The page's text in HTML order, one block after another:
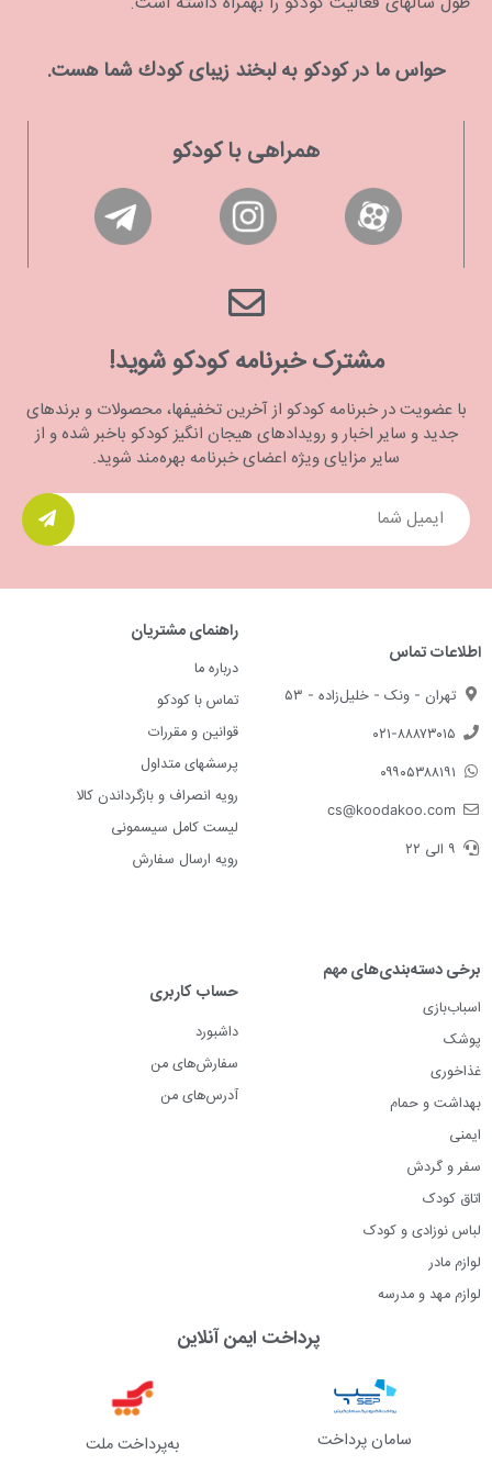
حواس ما در كودكو به لبخند زیبای كودك شما هست.
همراهی با کودکو
مشترک خبرنامه کودکو شوید!
با عضویت در خبرنامه کودکو از آخرین تخفیفها، محصولات و برندهای
جدید و سایر اخبار و رویدادهای هیجان انگیز کودکو باخبر شده و از
سایر مزایای ویژه اعضای خبرنامه بهره‌مند شوید.
اطلاعات تماس
تهران - ونک - خلیل‌زاده - ۵۳
۰۲۱-۸۸۸۷۳۰۱۵
۰۹۹۰۵۳۸۸۱۹۱
cs@koodakoo.com
۹ الی ۲۲
راهنمای مشتریان
درباره ما
تماس با کودکو
قوانین و مقررات
پرسشهای متداول
رویه انصراف و بازگرداندن کالا
لیست کامل سیسمونی
رویه ارسال سفارش
برخی دسته‌بندی‌های مهم
اسباب‌بازی
پوشک
غذاخوری
بهداشت و حمام
ایمنی
سفر و گردش
اتاق کودک
لباس نوزادی و کودک
لوازم مادر
لوازم مهد و مدرسه
حساب کاربری
داشبورد
سفارش‌های من
آدرس‌های من
پرداخت ایمن آنلاین
سامان پرداخت به‌پرداخت ملت